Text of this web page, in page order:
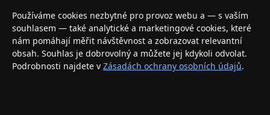
Váš specializovaný obchod s Apple produkty, příslušenstvím a
elektronikou. Nakupujte bezpečně a s jistotou.
INFORMACE
Doprava a doručení
Používáme cookies nezbytné pro provoz webu a — s vaším
souhlasem — také analytické a marketingové cookies, které
nám pomáhají měřit návštěvnost a zobrazovat relevantní
obsah. Souhlas je dobrovolný a můžete jej kdykoli odvolat.
Podrobnosti najdete v Zásadách ochrany osobních údajů.